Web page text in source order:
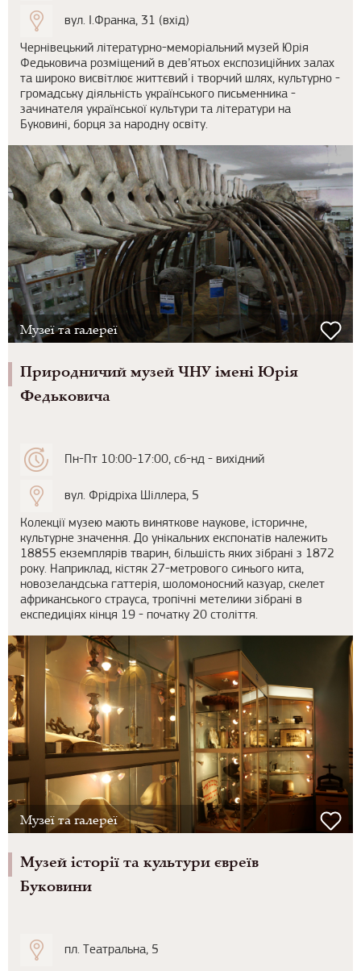
вул. І.Франка, 31 (вхід)
Чернівецький літературно-меморіальний музей Юрія
Федьковича розміщений в дев’ятьох експозиційних залах
та широко висвітлює життєвий і творчий шлях, культурно -
громадську діяльність українського письменника -
зачинателя української культури та літератури на
Буковині, борця за народну освіту.
Музеї та галереї
Природничий музей ЧНУ імені Юрія
Федьковича
Пн-Пт 10:00-17:00, сб-нд - вихідний
вул. Фрідріха Шіллера, 5
Колекції музею мають виняткове наукове, історичне,
культурне значення. До унікальних експонатів належить
18855 екземплярів тварин, більшість яких зібрані з 1872
року. Наприклад, кістяк 27-метрового синього кита,
новозеландська гаттерія, шоломоносний казуар, скелет
африканського страуса, тропічні метелики зібрані в
експедиціях кінця 19 - початку 20 століття.
Музеї та галереї
Музей історії та культури євреїв
Буковини
пл. Театральна, 5